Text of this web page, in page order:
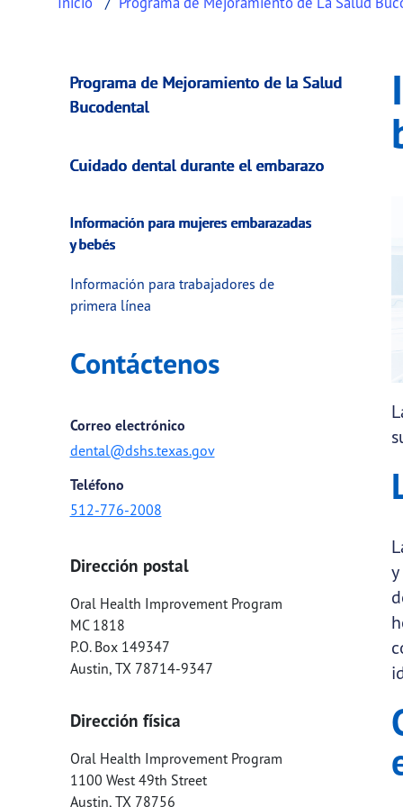
Información para
This page provides information about
Programa de Mejoramiento de la Salud
Bucodental
Cuidado dental durante el embarazo
Información para mujeres embarazadas
y bebés
Información para trabajadores de
primera línea
Contáctenos
Correo electrónico
dental@dshs.texas.gov
Teléfono
512-776-2008
Dirección postal
Oral Health Improvement Program
MC 1818
P.O. Box 149347
Austin, TX 78714-9347
Dirección física
Oral Health Improvement Program
1100 West 49th Street
Austin, TX 78756